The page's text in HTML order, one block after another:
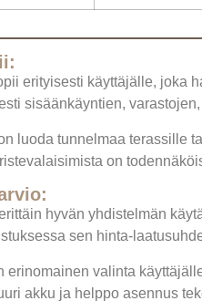
erityisesti käyttäjälle, joka
sisäänkäyntien,
luoda tunnelmaa terassille
on
hyvän yhdistelmän
sen hinta-
erinomainen valinta
akku ja helppo asennus